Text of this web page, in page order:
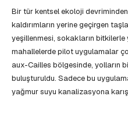
Bir tür kentsel ekoloji
kaldırımların yerine geçirgen
yeşillenmesi, sokakların bitkilerle
mahallelerde pilot uygulamalar
aux-Cailles bölgesinde, yolların
buluşturuldu. Sadece bu
yağmur suyu kanalizasyona